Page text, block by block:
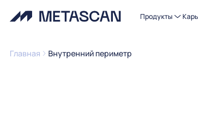
Продукты
Главная Внутренний периметр